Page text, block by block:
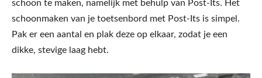
schoon te maken, namelijk met behulp van Post-Its. Het
schoonmaken van je toetsenbord met Post-Its is simpel.
Pak er een aantal en plak deze op elkaar, zodat je een
dikke, stevige laag hebt.